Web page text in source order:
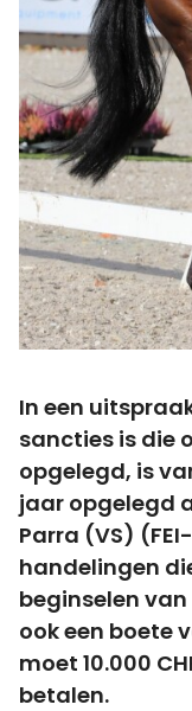
In een
sancties is die
opgelegd, is
jaar opgelegd
Parra (VS)
handelingen
beginselen
ook een boete
moet 10.000
betalen.